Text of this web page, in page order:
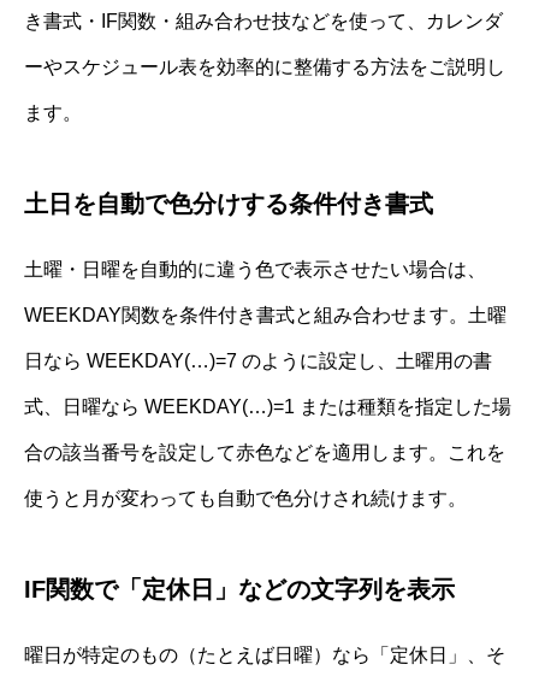
き書式・IF関数・組み合わせ技などを使って、カレンダ
ーやスケジュール表を効率的に整備する方法をご説明し
ます。
土日を自動で色分けする条件付き書式
土曜・日曜を自動的に違う色で表示させたい場合は、
WEEKDAY関数を条件付き書式と組み合わせます。土曜
日なら WEEKDAY(…)=7 のように設定し、土曜用の書
式、日曜なら WEEKDAY(…)=1 または種類を指定した場
合の該当番号を設定して赤色などを適用します。これを
使うと月が変わっても自動で色分けされ続けます。
IF関数で「定休日」などの文字列を表示
曜日が特定のもの（たとえば日曜）なら「定休日」、そ